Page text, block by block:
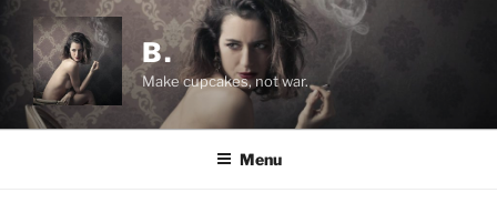
Salta
contenuto
B.
Make cupcakes, not war.
Menu